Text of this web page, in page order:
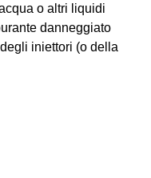
o altri liquidi
danneggiato
iniettori (o della